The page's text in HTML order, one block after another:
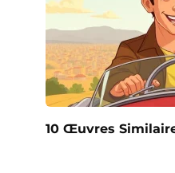
10 Œuvres